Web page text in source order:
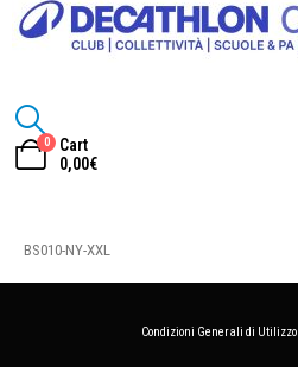
0
Cart
0,00€
BS010-NY-XXL
Condizioni Generali di Utilizzo